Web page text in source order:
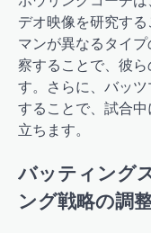
デオ映像を研究す
マンが異なるタイ
察することで、彼
す。さらに、バッ
することで、試合
立ちます。
バッティング
ング戦略の調